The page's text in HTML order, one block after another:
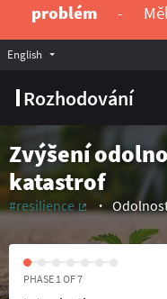
problém
-
Rozhodování
English Vyberte jazyk
Zvýšení
katastrof
#resilience
(External link)
PHASE 1 OF 7